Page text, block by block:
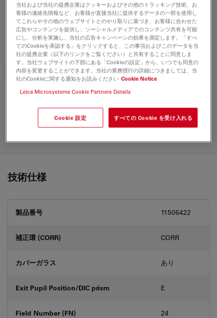
Microscope Objective HC PL APO 40x/1,25
GLYC CORR CS2
見積依頼
Discover the perfect solution. Explore
our
Objective Finder, compare
alternatives, and find the best fit for
技術仕様
製品番号 11506422
補正環 (CORR) CORR
カバーガラス あり
Exit Pupil Position/DIC prism E
Field Number (FN) 24
当社および当社の提携企業はクッキーおよびその他のトラッキング技術、お
客様の連絡先情報など、お客様が直接当社に提供するデータの一部を使用し
てこれらやその他のウェブサイトとのやり取りに基づき、お客様に合わせた
広告やコンテンツを提供し、ソーシャルメディアでのコンテンツ共有を可能
にし、分析を実施し、当社の広告キャンペーンの効果を測定します。「すべ
てのCookieを承認する」をクリックすると、この事項およびこのデータを当
社の提携企業（以下のリンクをご覧ください）と共有することに同意しま
す。当社ウェブサイトの下部にある「Cookieの設定」から、いつでも同意の
内容を変更することができます。当社の業務慣行の詳細につきましては、当
社のCookieに関する通知をお読みください Cookie Notice
Leica Microsystems Cookie Partners Details
Cookie 設定 すべての Cookie を受け入れる